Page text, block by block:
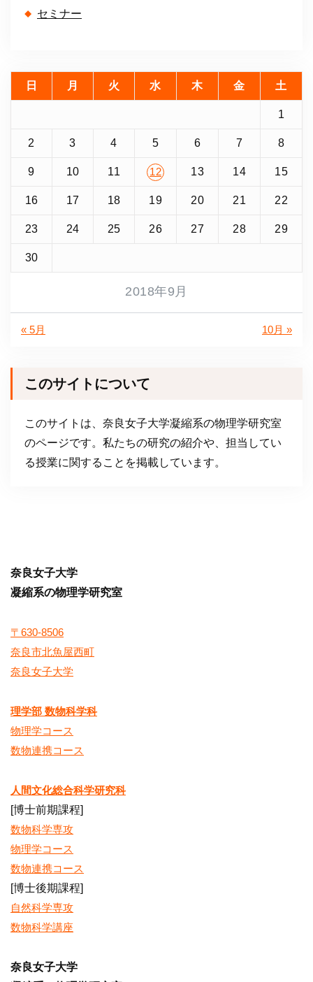
セミナー
2018年9月
日 月 火 水 木 金 土
1
2 3 4 5 6 7 8
9 10 11 12 13 14 15
16 17 18 19 20 21 22
23 24 25 26 27 28 29
30
« 5月 10月 »
このサイトについて
このサイトは、奈良女子大学凝縮系の物理学研究室
のページです。私たちの研究の紹介や、担当してい
る授業に関することを掲載しています。
奈良女子大学
凝縮系の物理学研究室
〒630-8506
奈良市北魚屋西町
奈良女子大学
理学部 数物科学科
物理学コース
数物連携コース
人間文化総合科学研究科
[博士前期課程]
数物科学専攻
物理学コース
数物連携コース
[博士後期課程]
自然科学専攻
数物科学講座
奈良女子大学